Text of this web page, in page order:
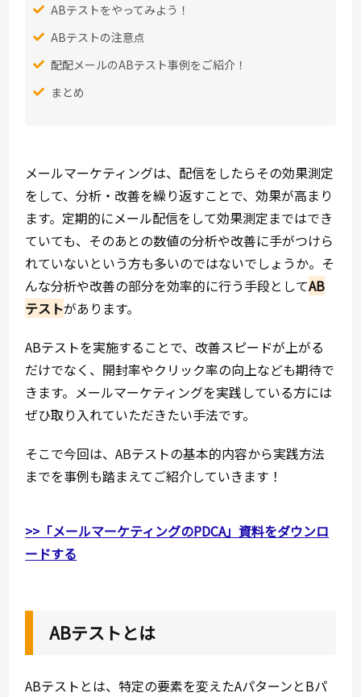
ABテストをやってみよう！
ABテストの注意点
配配メールのABテスト事例をご紹介！
まとめ
メールマーケティングは、配信をしたらその効果測定
をして、分析・改善を繰り返すことで、効果が高まり
ます。定期的にメール配信をして効果測定まではでき
ていても、そのあとの数値の分析や改善に手がつけら
れていないという方も多いのではないでしょうか。そ
んな分析や改善の部分を効率的に行う手段としてAB
テストがあります。
ABテストを実施することで、改善スピードが上がる
だけでなく、開封率やクリック率の向上なども期待で
きます。メールマーケティングを実践している方には
ぜひ取り入れていただきたい手法です。
そこで今回は、ABテストの基本的内容から実践方法
までを事例も踏まえてご紹介していきます！
>>「メールマーケティングのPDCA」資料をダウンロ
ードする
ABテストとは
ABテストとは、特定の要素を変えたAパターンとBパ